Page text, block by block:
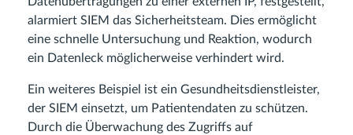
alarmiert SIEM das Sicherheitsteam. Dies ermöglicht
eine schnelle Untersuchung und Reaktion, wodurch
ein Datenleck möglicherweise verhindert wird.
Ein weiteres Beispiel ist ein Gesundheitsdienstleister,
der SIEM einsetzt, um Patientendaten zu schützen.
Durch die Überwachung des Zugriffs auf